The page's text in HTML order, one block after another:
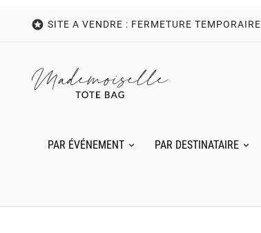
 SITE A VENDRE : FERMETURE TEMPORAIRE
PAR ÉVÉNEMENT PAR DESTINATAIRE